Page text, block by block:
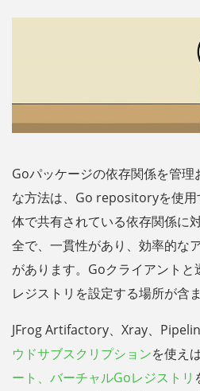
Goパッケージの依存関係を管
な方法は、Go repositoryを使用
体で共有されている依存関係に
全で、一貫性があり、効率的な
があります。Goクライアント
レジストリを設定する場所が含ま
JFrog Artifactory、Xray、
ウドサブスクリプションを使えば
ート、バーチャルGoレジストリ